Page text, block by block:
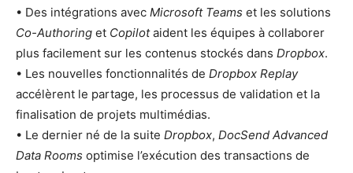
• Des intégrations avec Microsoft Teams et les solutions
Co-Authoring et Copilotaident les équipes à collaborer
plus facilement sur les contenus stockés dans Dropbox.
• Les nouvelles fonctionnalités de Dropbox Replay
accélèrent le partage, les processus de validation et la
finalisation de projets multimédias.
• Le dernier né de la suite Dropbox, DocSend Advanced
Data Rooms optimise l’exécution des transactions de